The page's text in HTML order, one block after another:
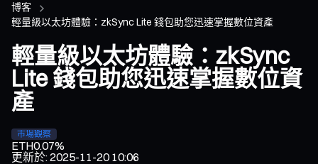
博客
輕量級以太坊體驗：zkSync Lite 錢包助您迅速掌握數位資產
輕量級以太坊體驗：zkSync
Lite 錢包助您迅速掌握數位資
產
市場觀察
ETH0.07%
更新於:2025-11-20 10:06